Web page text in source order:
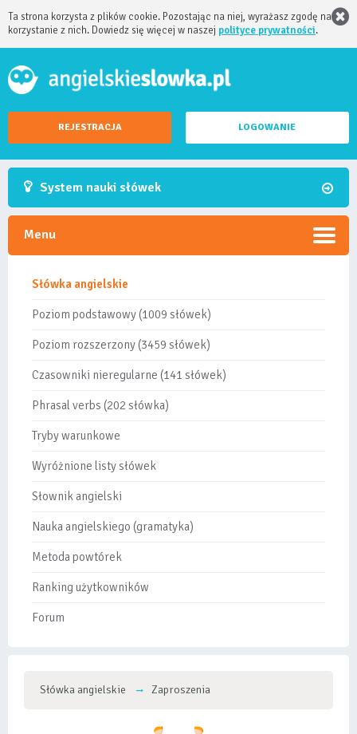
Ta strona korzysta z plików cookie. Pozostając na niej, wyrażasz zgodę na
korzystanie z nich. Dowiedz się więcej w naszej polityce prywatności.
REJESTRACJA LOGOWANIE
System nauki słówek
Menu
Słówka angielskie
Poziom podstawowy (1009 słówek)
Poziom rozszerzony (3459 słówek)
Czasowniki nieregularne (141 słówek)
Phrasal verbs (202 słówka)
Tryby warunkowe
Wyróżnione listy słówek
Słownik angielski
Nauka angielskiego (gramatyka)
Metoda powtórek
Ranking użytkowników
Forum
Słówka angielskie Zaproszenia